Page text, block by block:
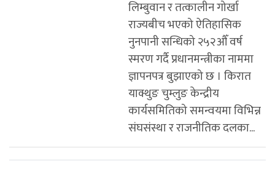
लिम्बुवान र तत्कालीन गोर्खा
राज्यबीच भएको ऐतिहासिक
नुनपानी सन्धिको २५२औँ वर्ष
स्मरण गर्दै प्रधानमन्त्रीका नाममा
ज्ञापनपत्र बुझाएको छ । किरात
याक्थुङ चुम्लुङ केन्द्रीय
कार्यसमितिको समन्वयमा विभिन्न
संघसंस्था र राजनीतिक दलका...